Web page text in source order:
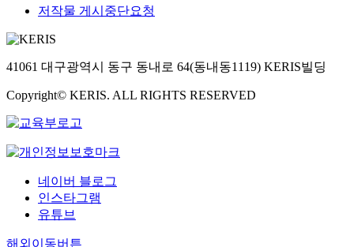
저작물 게시중단요청
41061 대구광역시 동구 동내로 64(동내동1119) KERIS빌딩
Copyright© KERIS. ALL RIGHTS RESERVED
네이버 블로그
인스타그램
유튜브
해외이동버튼